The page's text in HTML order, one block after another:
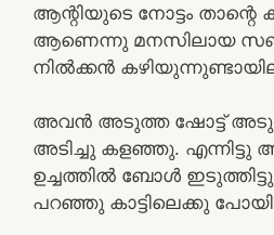
ആന്റിയുടെ നോട്ടം താന്റെ
ആണെന്നു മനസിലായ
നിൽക്കൻ
അവൻ അടുത്ത ഷോട്ട് അടുത്തു
അടിച്ചു കളഞ്ഞു. എന്നിട്ടു
ഉച്ചത്തിൽ ബോൾ
പറഞ്ഞു കാട്ടിലെക്കു